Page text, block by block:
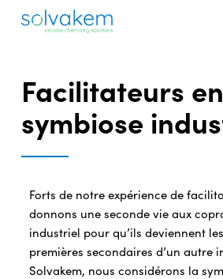
Facilitateurs en
symbiose
Forts de notre expérience de
donnons une seconde vie aux
industriel pour qu’ils deviennent
premières secondaires d’un autre
Solvakem, nous considérons la